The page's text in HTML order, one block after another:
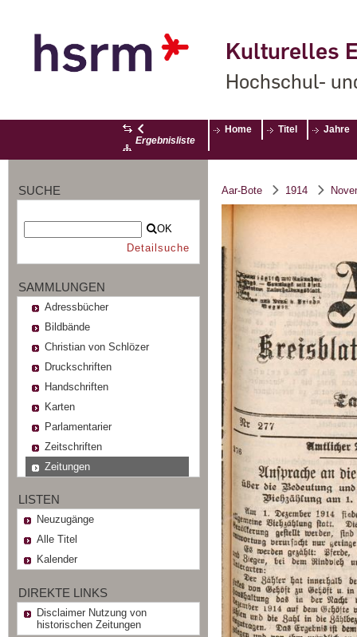
Kulturelles
Hochschul-
Ergebnisliste
Home Titel Jahre
SUCHE
OK
Detailsuche
SAMMLUNGEN
Adressbücher
Bildbände
Christian von Schlözer
Druckschriften
Handschriften
Karten
Parlamentarier
Zeitschriften
Zeitungen
LISTEN
Neuzugänge
Alle Titel
Kalender
DIREKTE LINKS
Disclaimer Nutzung von
historischen Zeitungen
Aar-Bote 1914